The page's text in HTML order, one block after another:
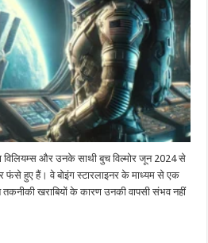
विलियम्स और उनके साथी बुच विल्मोर जून 2024 से
फंसे हुए हैं। वे बोइंग स्टारलाइनर के माध्यम से एक
खराबियों के कारण उनकी वापसी संभव नहीं